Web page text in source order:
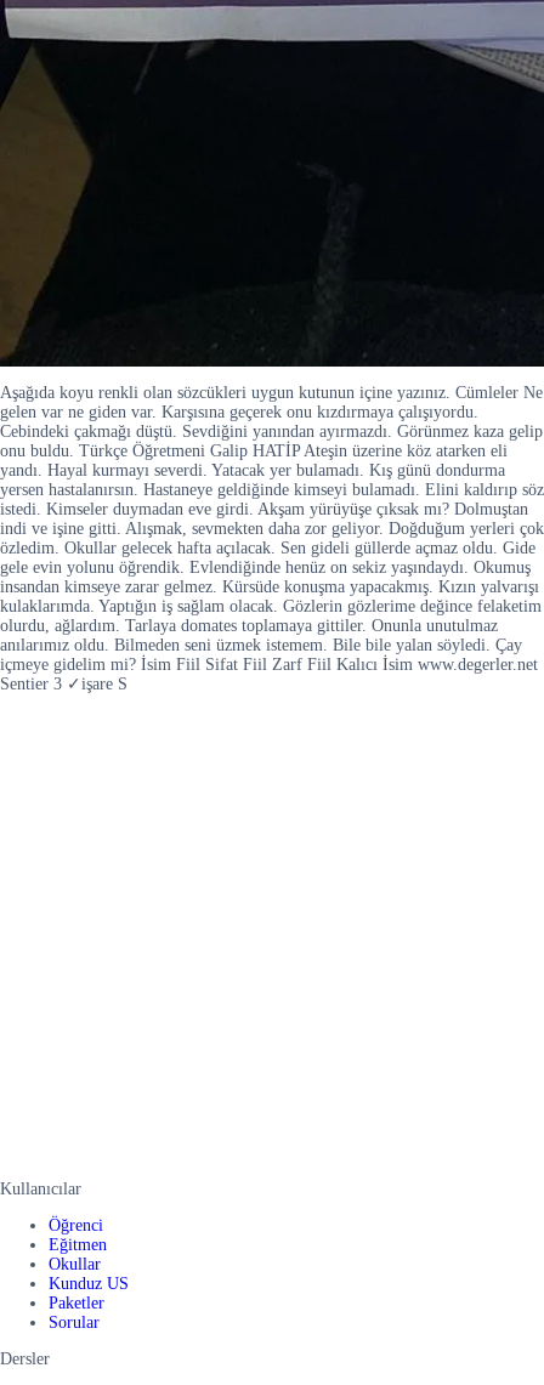
Aşağıda koyu renkli olan sözcükleri uygun kutunun içine yazınız. Cümleler Ne
gelen var ne giden var. Karşısına geçerek onu kızdırmaya çalışıyordu.
Cebindeki çakmağı düştü. Sevdiğini yanından ayırmazdı. Görünmez kaza gelip
onu buldu. Türkçe Öğretmeni Galip HATİP Ateşin üzerine köz atarken eli
yandı. Hayal kurmayı severdi. Yatacak yer bulamadı. Kış günü dondurma
yersen hastalanırsın. Hastaneye geldiğinde kimseyi bulamadı. Elini kaldırıp söz
istedi. Kimseler duymadan eve girdi. Akşam yürüyüşe çıksak mı? Dolmuştan
indi ve işine gitti. Alışmak, sevmekten daha zor geliyor. Doğduğum yerleri çok
özledim. Okullar gelecek hafta açılacak. Sen gideli güllerde açmaz oldu. Gide
gele evin yolunu öğrendik. Evlendiğinde henüz on sekiz yaşındaydı. Okumuş
insandan kimseye zarar gelmez. Kürsüde konuşma yapacakmış. Kızın yalvarışı
kulaklarımda. Yaptığın iş sağlam olacak. Gözlerin gözlerime değince felaketim
olurdu, ağlardım. Tarlaya domates toplamaya gittiler. Onunla unutulmaz
anılarımız oldu. Bilmeden seni üzmek istemem. Bile bile yalan söyledi. Çay
içmeye gidelim mi? İsim Fiil Sifat Fiil Zarf Fiil Kalıcı İsim www.degerler.net
Sentier 3 ✓işare S
Kullanıcılar
Öğrenci
Eğitmen
Okullar
Kunduz US
Paketler
Sorular
Dersler